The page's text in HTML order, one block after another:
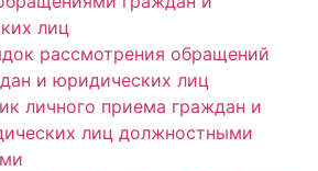
лиц
рассмотрения обращений
и юридических лиц
личного приема граждан и
лиц должностными